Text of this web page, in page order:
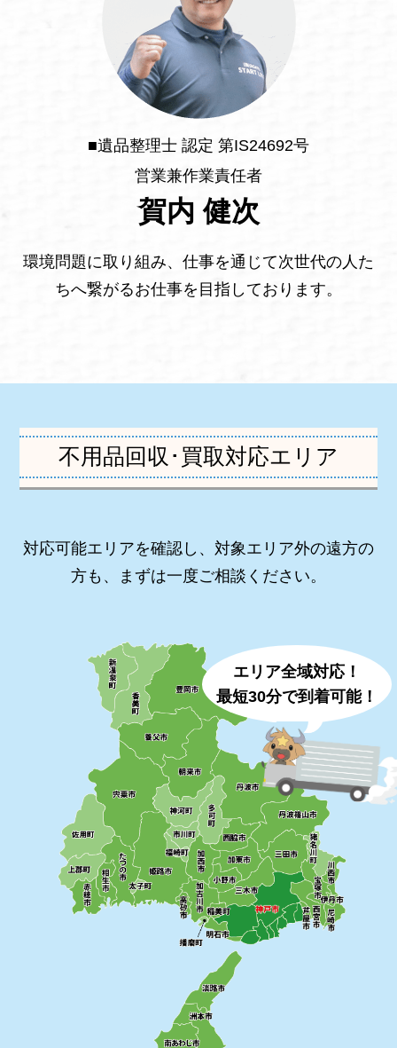
■遺品整理士 認定 第IS24692号
営業兼作業責任者
賀内 健次
環境問題に取り組み、仕事を通じて次世代の人た
ちへ繋がるお仕事を目指しております。
不用品回収･買取対応エリア
対応可能エリアを確認し、対象エリア外の遠方の
方も、まずは一度ご相談ください。
エリア全域対応！
最短30分で到着可能！